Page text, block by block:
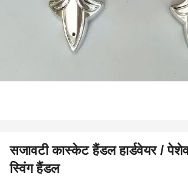
सजावटी कास्केट हैंडल हार्डवेयर /
स्विंग हैंडल